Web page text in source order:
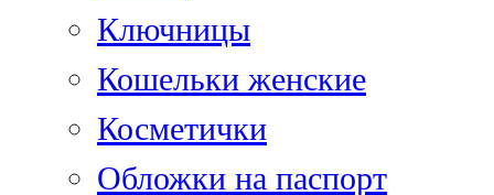
Ключницы
Кошельки женские
Косметички
Обложки на паспорт